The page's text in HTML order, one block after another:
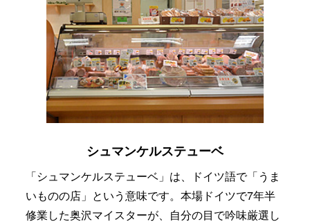
シュマンケルステューベ
「シュマンケルステューベ」は、ドイツ語で「うま
いものの店」という意味です。本場ドイツで7年半
修業した奥沢マイスターが、自分の目で吟味厳選し